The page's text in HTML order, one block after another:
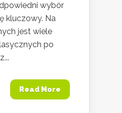
wybór
kluczowy. Na
jest wiele
po
Read More